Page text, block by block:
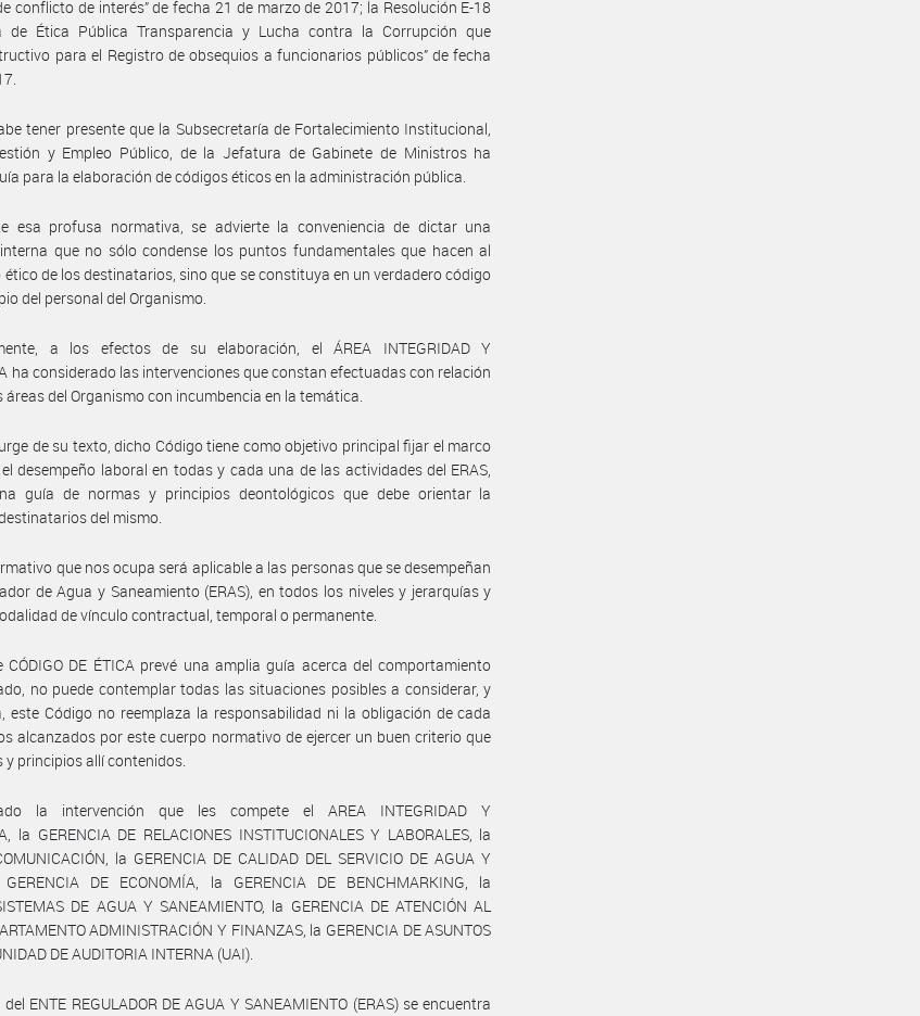
conflicto de interés” de fecha 21 de marzo de 2017; la Resolución E-18
de Ética Pública Transparencia y Lucha contra la Corrupción que
para el Registro de obsequios a funcionarios públicos” de fecha
tener presente que la Subsecretaría de Fortalecimiento Institucional,
y Empleo Público, de la Jefatura de Gabinete de Ministros ha
para la elaboración de códigos éticos en la administración pública.
esa profusa normativa, se advierte la conveniencia de dictar una
que no sólo condense los puntos fundamentales que hacen al
de los destinatarios, sino que se constituya en un verdadero código
del personal del Organismo.
a los efectos de su elaboración, el ÁREA INTEGRIDAD Y
ha considerado las intervenciones que constan efectuadas con relación
áreas del Organismo con incumbencia en la temática.
de su texto, dicho Código tiene como objetivo principal fijar el marco
desempeño laboral en todas y cada una de las actividades del ERAS,
guía de normas y principios deontológicos que debe orientar la
del mismo.
que nos ocupa será aplicable a las personas que se desempeñan
de Agua y Saneamiento (ERAS), en todos los niveles y jerarquías y
de vínculo contractual, temporal o permanente.
CÓDIGO DE ÉTICA prevé una amplia guía acerca del comportamiento
no puede contemplar todas las situaciones posibles a considerar, y
este Código no reemplaza la responsabilidad ni la obligación de cada
alcanzados por este cuerpo normativo de ejercer un buen criterio que
y principios allí contenidos.
la intervención que les compete el AREA INTEGRIDAD Y
la GERENCIA DE RELACIONES INSTITUCIONALES Y LABORALES, la
la GERENCIA DE CALIDAD DEL SERVICIO DE AGUA Y
GERENCIA DE ECONOMÍA, la GERENCIA DE BENCHMARKING, la
DE AGUA Y SANEAMIENTO, la GERENCIA DE ATENCIÓN AL
ADMINISTRACIÓN Y FINANZAS, la GERENCIA DE ASUNTOS
DE AUDITORIA INTERNA (UAI).
ENTE REGULADOR DE AGUA Y SANEAMIENTO (ERAS) se encuentra